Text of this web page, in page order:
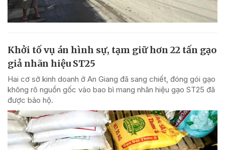
Khởi tố vụ án hình sự, tạm giữ hơn 22 tấn gạo
giả nhãn hiệu ST25
Hai cơ sở kinh doanh ở An Giang đã sang chiết, đóng gói gạo
không rõ nguồn gốc vào bao bì mang nhãn hiệu gạo ST25 đã
được bảo hộ.